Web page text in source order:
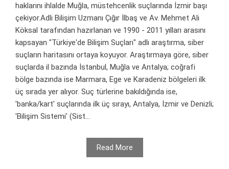
haklarını ihlalde Muğla, müstehcenlik suçlarında İzmir başı
çekiyor.Adli Bilişim Uzmanı Çığır İlbaş ve Av. Mehmet Ali
Köksal tarafından hazırlanan ve 1990 - 2011 yılları arasını
kapsayan "Türkiye'de Bilişim Suçları" adlı araştırma, siber
suçların haritasını ortaya koyuyor. Araştırmaya göre, siber
suçlarda il bazında İstanbul, Muğla ve Antalya; coğrafi
bölge bazında ise Marmara, Ege ve Karadeniz bölgeleri ilk
üç sırada yer alıyor. Suç türlerine bakıldığında ise,
'banka/kart' suçlarında ilk üç sırayı, Antalya, İzmir ve Denizli;
'Bilişim Sistemi' (Sist...
Read More